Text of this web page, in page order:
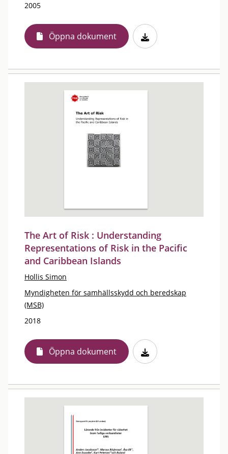
2005
Öppna dokument
The Art of Risk : Understanding
Representations of Risk in the Pacific
and Caribbean Islands
Hollis Simon
Myndigheten för samhällsskydd och beredskap
(MSB)
2018
Öppna dokument